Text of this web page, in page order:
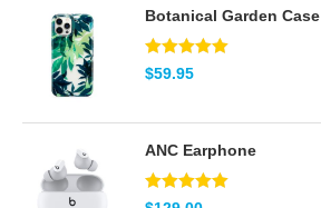
Botanical Garden Case
Note5.00
sur 5
$59.95
ANC Earphone
Note5.00